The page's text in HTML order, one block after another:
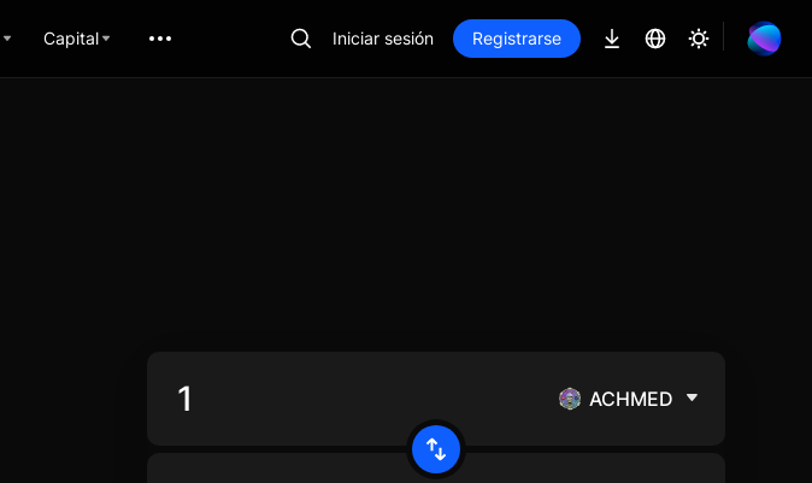
Capital Iniciar sesión Registrarse
ACHMED